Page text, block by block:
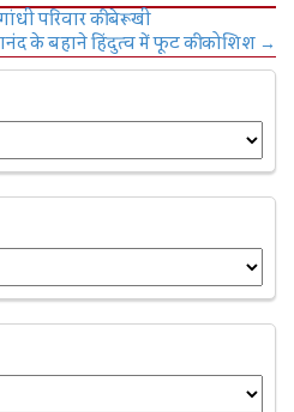
परिवार की बेरूखी
के बहाने हिंदुत्व में फूट की कोशिश→